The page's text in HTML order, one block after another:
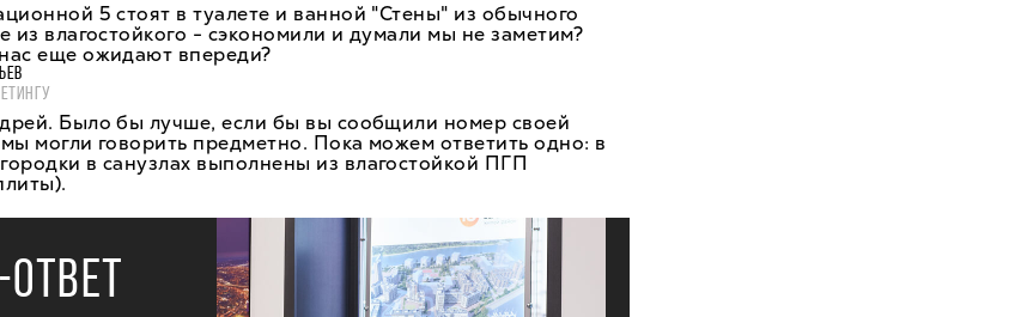
5 стоят в туалете и ванной "Стены" из обычного
из влагостойкого - сэкономили и думали мы не заметим?
еще ожидают впереди?
Было бы лучше, если бы вы сообщили номер своей
могли говорить предметно. Пока можем ответить одно: в
в санузлах выполнены из влагостойкой ПГП